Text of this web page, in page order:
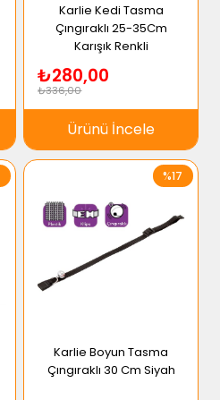
Karlie Kedi Tasma
Çıngıraklı 25-35Cm
Karışık Renkli
₺280,00
₺336,00
Ürünü İncele
Karlie Boyun Tasma
Çıngıraklı 30 Cm Siyah
%17